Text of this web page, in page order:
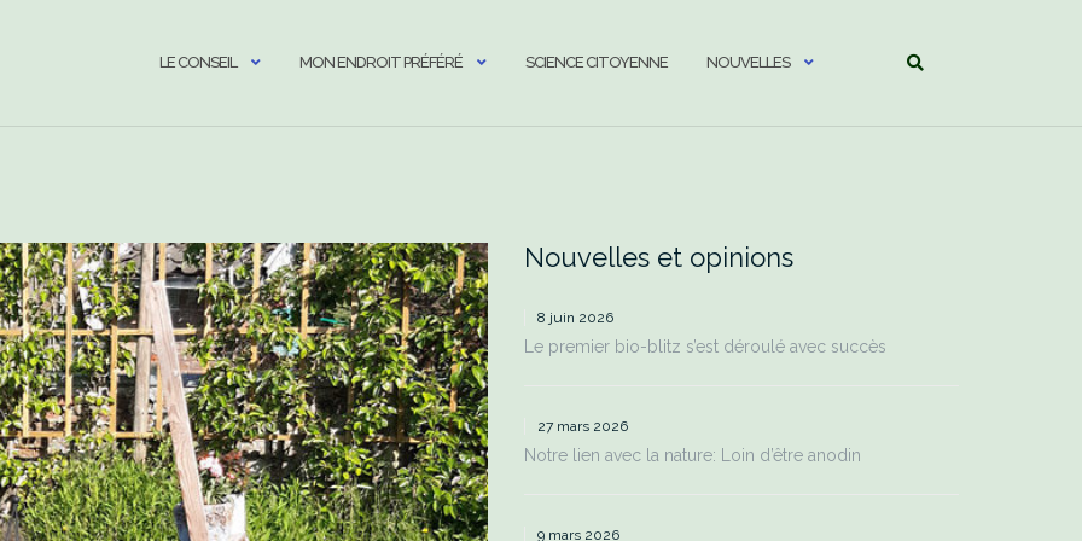
LE CONSEIL MON ENDROIT PRÉFÉRÉ SCIENCE CITOYENNE NOUVELLES
Nouvelles et opinions
8 juin 2026
Le premier bio-blitz s’est déroulé avec succès
27 mars 2026
Notre lien avec la nature: Loin d’être anodin
9 mars 2026